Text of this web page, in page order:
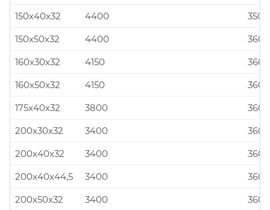
150x40x32
4400
150x50x32
4400
160x30x32
4150
160x50x32
4150
175x40x32
3800
200x30x32
3400
200x40x32
3400
200x40x44,5
3400
200x50x32
3400